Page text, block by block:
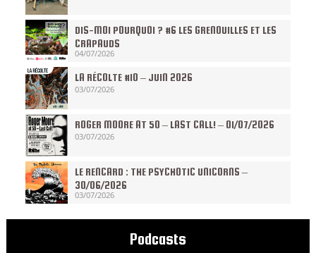
DIS-MOI POURQUOI ? #6 LES GRENOUILLES ET LES
CRAPAUDS
04/07/2026
LA RÉCOLTE #10 – JUIN 2026
03/07/2026
ROGER MOORE AT 50 – LAST CALL! – 01/07/2026
03/07/2026
LE RENCARD : THE PSYCHOTIC UNICORNS –
30/06/2026
03/07/2026
Podcasts